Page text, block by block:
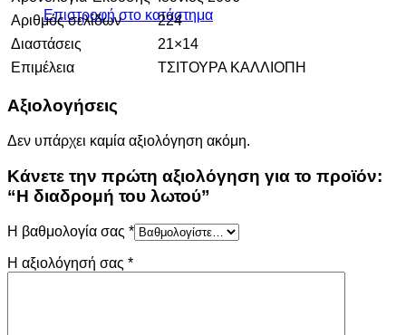
Επιστροφή στο κατάστημα
Αριθμός σελίδων
224
Διαστάσεις
21×14
Επιμέλεια
ΤΣΙΤΟΥΡΑ ΚΑΛΛΙΟΠΗ
Αξιολογήσεις
Δεν υπάρχει καμία αξιολόγηση ακόμη.
Κάνετε την πρώτη αξιολόγηση για το προϊόν:
“Η διαδρομή του λωτού”
Η βαθμολογία σας *
Η αξιολόγησή σας *